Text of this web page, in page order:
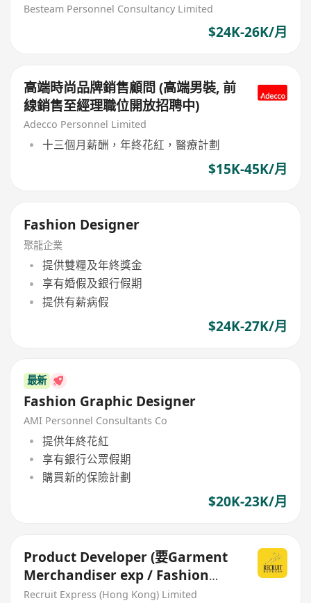
Besteam Personnel Consultancy Limited
$24K-26K/月
高端時尚品牌銷售顧問 (高端男裝, 前
線銷售至經理職位開放招聘中)
Adecco Personnel Limited
十三個月薪酬，年終花紅，醫療計劃
$15K-45K/月
Fashion Designer
聚龍企業
提供雙糧及年終獎金
享有婚假及銀行假期
提供有薪病假
$24K-27K/月
最新
Fashion Graphic Designer
AMI Personnel Consultants Co
提供年終花紅
享有銀行公眾假期
購買新的保險計劃
$20K-23K/月
Product Developer (要Garment
Merchandiser exp / Fashion
Design 背景!!)
Recruit Express (Hong Kong) Limited